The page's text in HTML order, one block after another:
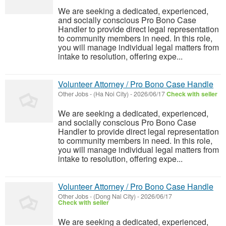
We are seeking a dedicated, experienced,
and socially conscious Pro Bono Case
Handler to provide direct legal representation
to community members in need. In this role,
you will manage individual legal matters from
intake to resolution, offering expe...
Volunteer Attorney / Pro Bono Case Handle
Other Jobs- (Ha Noi City) -2026/06/17Check with seller
We are seeking a dedicated, experienced,
and socially conscious Pro Bono Case
Handler to provide direct legal representation
to community members in need. In this role,
you will manage individual legal matters from
intake to resolution, offering expe...
Volunteer Attorney / Pro Bono Case Handle
Other Jobs- (Dong Nai City) -2026/06/17
Check with seller
We are seeking a dedicated, experienced,